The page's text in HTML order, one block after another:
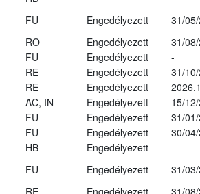
FU Engedélyezett
31/
RO Engedélyezett
31/
FU Engedélyezett
-
RE Engedélyezett
31/
RE Engedélyezett
AC, IN Engedélyezett
15/
FU Engedélyezett
31/
FU Engedélyezett
30/
HB
Engedélyezett
FU Engedélyezett
31/